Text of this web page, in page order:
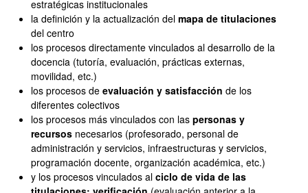
estratégicas institucionales
la definición y la actualización del mapa de titulaciones
del centro
los procesos directamente vinculados al desarrollo de la
docencia (tutoría, evaluación, prácticas externas,
movilidad, etc.)
los procesos de evaluación y satisfacción de los
diferentes colectivos
los procesos más vinculados con las personas y
recursos necesarios (profesorado, personal de
administración y servicios, infraestructuras y servicios,
programación docente, organización académica, etc.)
y los procesos vinculados al ciclo de vida de las